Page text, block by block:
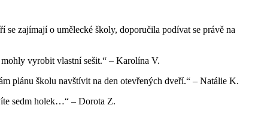
zajímají o umělecké školy, doporučila podívat se právě na
vyrobit vlastní sešit.“ – Karolína V.
plánu školu navštívit na den otevřených dveří.“ – Natálie K.
sedm holek…“ – Dorota Z.